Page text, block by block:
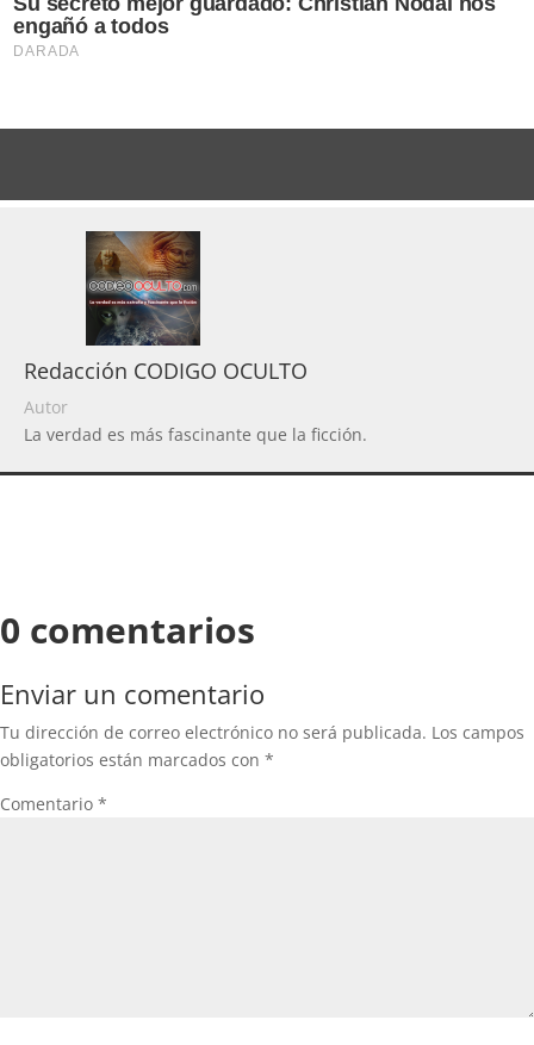
Redacción CODIGO OCULTO
Autor
La verdad es más fascinante que la ficción.
0 comentarios
Enviar un comentario
Tu dirección de correo electrónico no será publicada. Los campos
obligatorios están marcados con *
Comentario *